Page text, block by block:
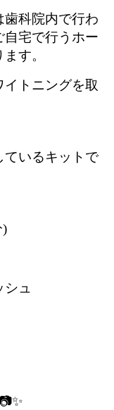
科院内で行わ
宅で行うホー
す。
トニングを取
ているキットで
)
シュ